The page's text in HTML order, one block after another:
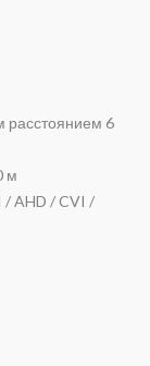
расстоянием 6
м
/ AHD / CVI /